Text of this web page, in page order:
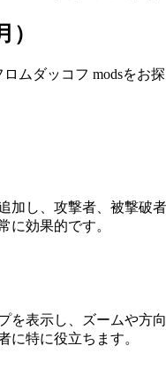
ムダッコフ modsを
加し、攻撃者、被撃破
に効果的です。
表示し、ズームや方
に特に役立ちます。